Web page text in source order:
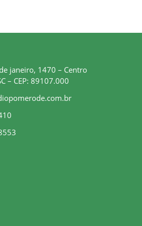
janeiro, 1470 – Centro
– CEP: 89107.000